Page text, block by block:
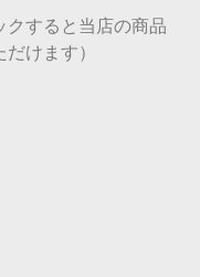
クすると当店の商品
けます）